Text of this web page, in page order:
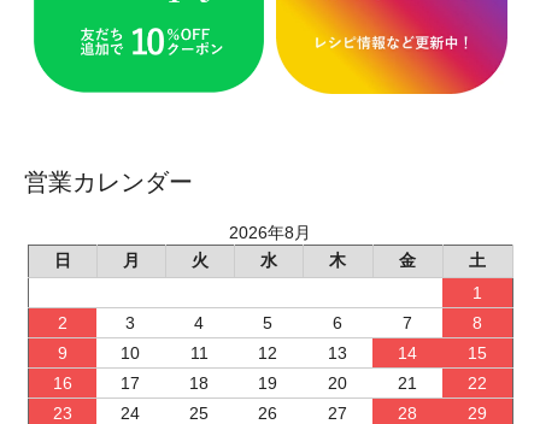
営業カレンダー
2026年8月
日
月 火 水 木 金
土
1
2
3 4 5 6 7
8
9
10 11 12 13 14
15
16
17 18 19 20 21
22
23
24 25 26 27 28
29